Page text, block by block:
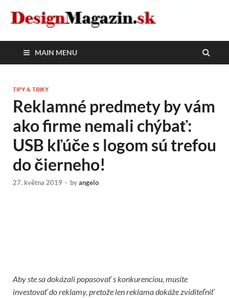
DesignMagazin.sk
Magazín o modernom bývaní
MAIN MENU
TIPY & TRIKY
Reklamné predmety by vám
ako firme nemali chýbať:
USB kľúče s logom sú trefou
do čierneho!
27. května 2019 - byangelo
Aby ste sa dokázali popasovať s konkurenciou, musíte
investovať do reklamy, pretože len reklama dokáže zviditeľniť